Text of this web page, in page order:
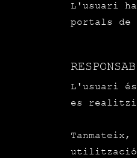
L'usuari
portals de
L'usuari
es realitzi
utilització